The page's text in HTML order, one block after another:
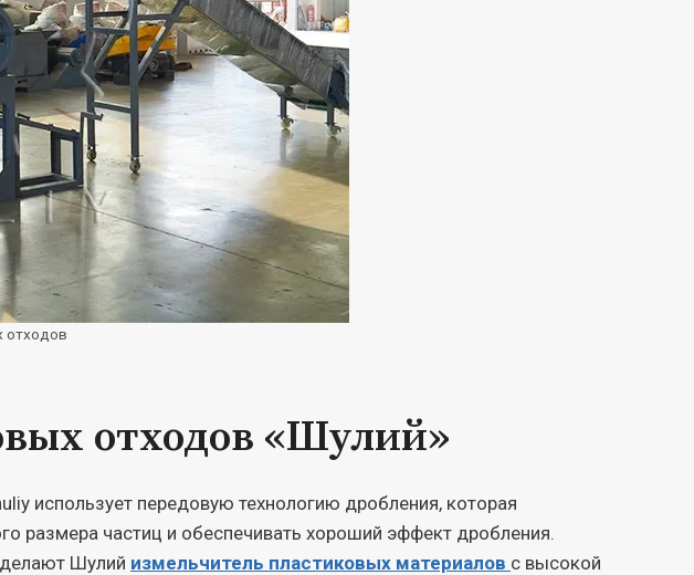
отходов
отходов «Шулий»
использует передовую технологию дробления, которая
размера частиц и обеспечивать хороший эффект дробления.
Шулий измельчитель пластиковых материалов с высокой